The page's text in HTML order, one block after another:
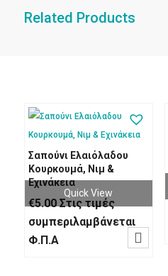
Related Products
Σαπούνι Ελαιόλαδου
Κουρκουμά, Νιμ &
Εχινάκεια
€5.00 Στις τιμές
συμπεριλαμβάνεται
Φ.Π.Α
Quick View
